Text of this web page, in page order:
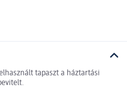
tapaszt a háztartási